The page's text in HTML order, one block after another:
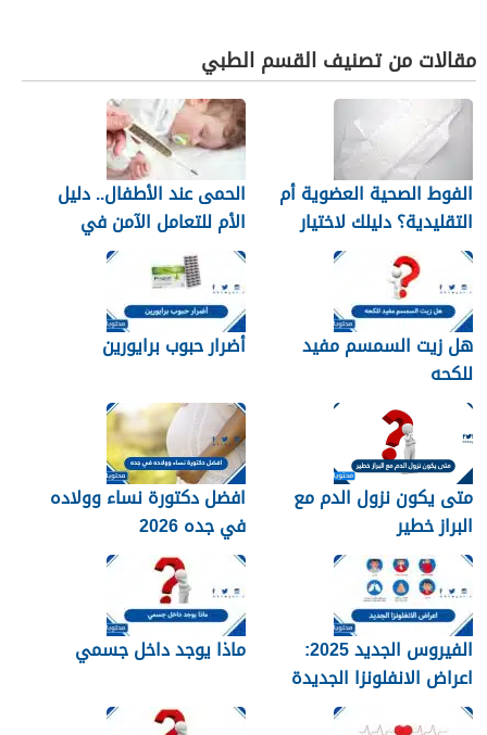
مقالات من تصنيف القسم الطبي
الفوط الصحية العضوية أم
التقليدية؟ دليلك لاختيار
النوع الأنسب لبشرتك
الحمى عند الأطفال.. دليل
الأم للتعامل الآمن في
المنزل
هل زيت السمسم مفيد
للكحه
أضرار حبوب برايورين
متى يكون نزول الدم مع
البراز خطير
افضل دكتورة نساء وولاده
في جده 2026
الفيروس الجديد 2025:
اعراض الانفلونزا الجديدة
وطرق العلاج
ماذا يوجد داخل جسمي